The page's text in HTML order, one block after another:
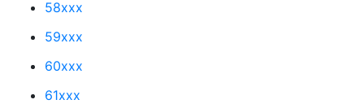
58xxx
59xxx
60xxx
61xxx